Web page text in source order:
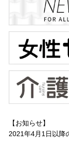
【お知らせ】
2021年4月1日以降